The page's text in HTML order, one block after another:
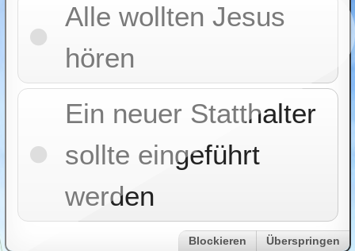
Alle wollten Jesus
hören
Ein neuer Statthalter
sollte eingeführt
werden
Blockieren Überspringen